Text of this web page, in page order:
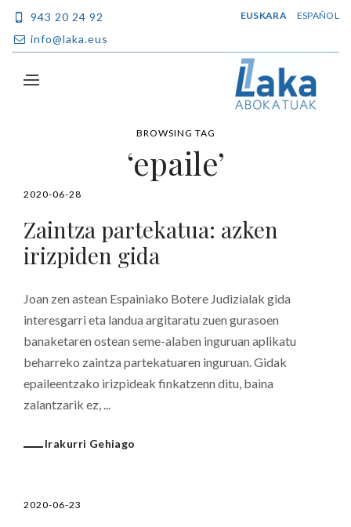
943 20 24 92
info@laka.eus
EUSKARA ESPAÑOL
BROWSING TAG
‘epaile’
2020-06-28
Zaintza partekatua: azken
irizpiden gida
Joan zen astean Espainiako Botere Judizialak gida
interesgarri eta landua argitaratu zuen gurasoen
banaketaren ostean seme-alaben inguruan aplikatu
beharreko zaintza partekatuaren inguruan. Gidak
epaileentzako irizpideak finkatzenn ditu, baina
zalantzarik ez, ...
Irakurri Gehiago
2020-06-23